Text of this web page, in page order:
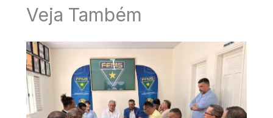
Veja Também